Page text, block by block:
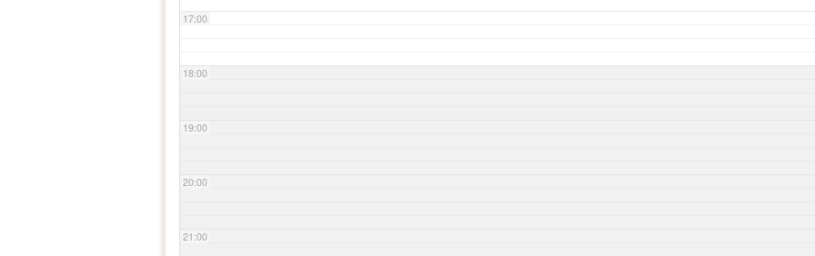
17:00
18:00
19:00
20:00
21:00